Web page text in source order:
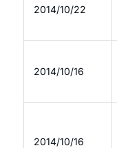
2014/10/22
2014/10/16
2014/10/16